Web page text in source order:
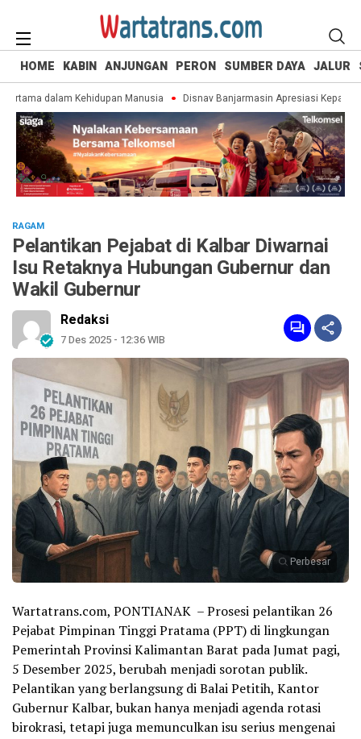
HOME KABIN ANJUNGAN PERON SUMBER DAYA JALUR
dalam Kehidupan Manusia Disnav Banjarmasin Apresiasi Kepatuhan
RAGAM
Pelantikan Pejabat di Kalbar Diwarnai
Isu Retaknya Hubungan Gubernur dan
Wakil Gubernur
Redaksi
7 Des 2025 - 12:36 WIB
Perbesar
Wartatrans.com, PONTIANAK – Prosesi pelantikan 26
Pejabat Pimpinan Tinggi Pratama (PPT) di lingkungan
Pemerintah Provinsi Kalimantan Barat pada Jumat pagi,
5 Desember 2025, berubah menjadi sorotan publik.
Pelantikan yang berlangsung di Balai Petitih, Kantor
Gubernur Kalbar, bukan hanya menjadi agenda rotasi
birokrasi, tetapi juga memunculkan isu serius mengenai